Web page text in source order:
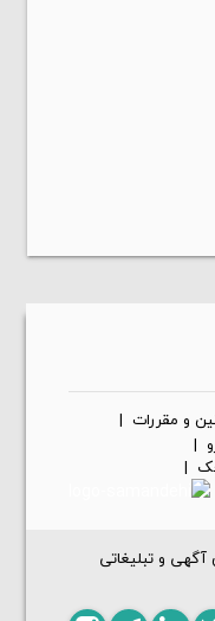
و مقررات|
|
|
و تبلیغاتی